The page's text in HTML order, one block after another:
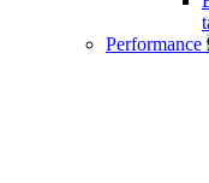
Performance